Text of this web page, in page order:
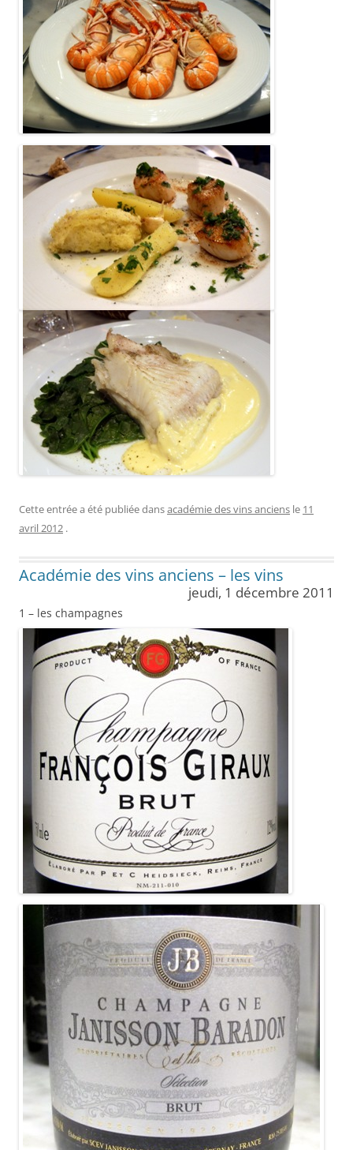
Cette entrée a été publiée dansacadémie des vins anciens le 11
avril 2012 .
Académie des vins anciens – les vins
jeudi, 1 décembre 2011
1 – les champagnes